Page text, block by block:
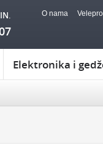
O nama
Elektronika i